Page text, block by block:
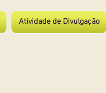
Atividade de Divulgação